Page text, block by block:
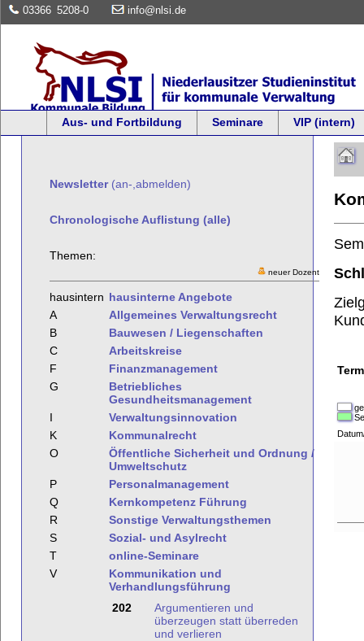
03366 5208-0 info@nlsi.de
Aus- und Fortbildung Seminare VIP (intern)
Newsletter(an-,abmelden)
Chronologische Auflistung (alle)
Themen:
neuer Dozent
hausintern hausinterne Angebote
A
Allgemeines Verwaltungsrecht
B
Bauwesen / Liegenschaften
C
Arbeitskreise
F
Finanzmanagement
G
Betriebliches
Gesundheitsmanagement
I
Verwaltungsinnovation
K
Kommunalrecht
O
Öffentliche Sicherheit und Ordnung /
Umweltschutz
P
Personalmanagement
Q
Kernkompetenz Führung
R
Sonstige Verwaltungsthemen
S
Sozial- und Asylrecht
T
online-Seminare
V
Kommunikation und
Verhandlungsführung
202
Argumentieren und
überzeugen statt überreden
und verlieren